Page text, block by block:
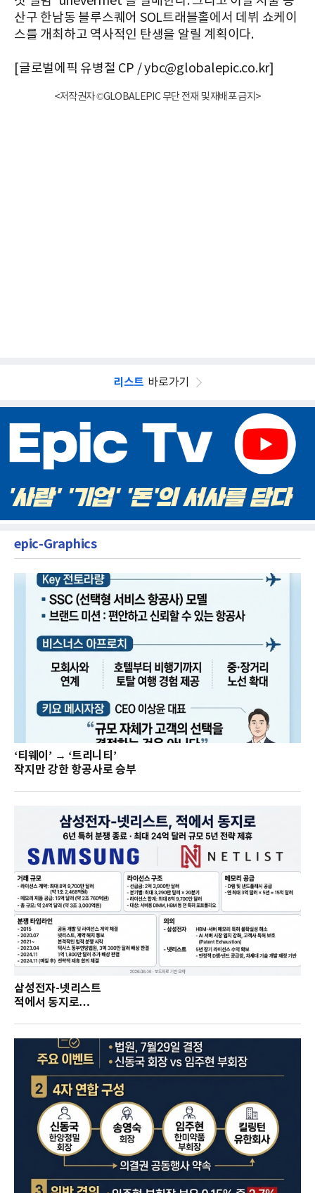
산구 한남동 블루스퀘어 SOL트래블홀에서 데뷔 쇼케이
스를 개최하고 역사적인 탄생을 알릴 계획이다.
[글로벌에픽 유병철 CP / ybc@globalepic.co.kr]
<저작권자 ©GLOBALEPIC 무단 전재 및 재배포 금지>
리스트 바로가기
epic-Graphics
‘티웨이’ → ‘트리니티’
작지만 강한 항공사로 승부
삼성전자-넷리스트
적에서 동지로…